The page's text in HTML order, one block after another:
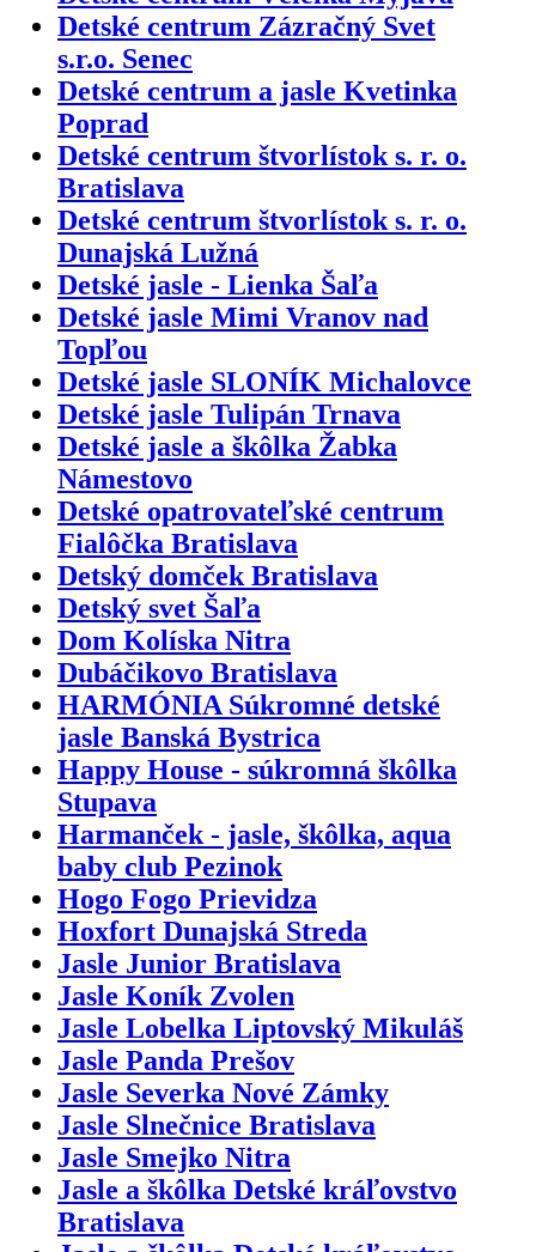
Detské centrum Zázračný Svet
s.r.o. Senec
Detské centrum a jasle Kvetinka
Poprad
Detské centrum štvorlístok s. r. o.
Bratislava
Detské centrum štvorlístok s. r. o.
Dunajská Lužná
Detské jasle - Lienka Šaľa
Detské jasle Mimi Vranov nad
Topľou
Detské jasle SLONÍK Michalovce
Detské jasle Tulipán Trnava
Detské jasle a škôlka Žabka
Námestovo
Detské opatrovateľské centrum
Fialôčka Bratislava
Detský domček Bratislava
Detský svet Šaľa
Dom Kolíska Nitra
Dubáčikovo Bratislava
HARMÓNIA Súkromné detské
jasle Banská Bystrica
Happy House - súkromná škôlka
Stupava
Harmanček - jasle, škôlka, aqua
baby club Pezinok
Hogo Fogo Prievidza
Hoxfort Dunajská Streda
Jasle Junior Bratislava
Jasle Koník Zvolen
Jasle Lobelka Liptovský Mikuláš
Jasle Panda Prešov
Jasle Severka Nové Zámky
Jasle Slnečnice Bratislava
Jasle Smejko Nitra
Jasle a škôlka Detské kráľovstvo
Bratislava